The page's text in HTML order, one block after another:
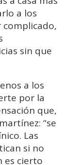
a los
complicado,
sin que
a los
por la
que,
“se
Las
si no
es cierto